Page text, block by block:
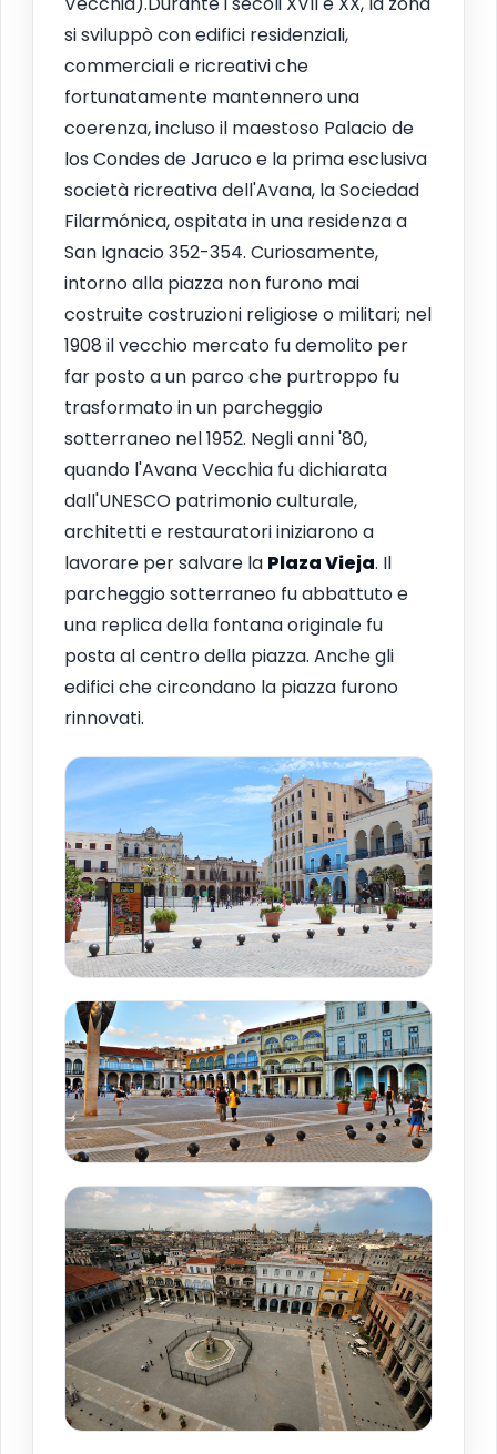
si sviluppò con edifici residenziali,
commerciali e ricreativi che
fortunatamente mantennero una
coerenza, incluso il maestoso Palacio de
los Condes de Jaruco e la prima esclusiva
società ricreativa dell'Avana, la Sociedad
Filarmónica, ospitata in una residenza a
San Ignacio 352-354. Curiosamente,
intorno alla piazza non furono mai
costruite costruzioni religiose o militari; nel
1908 il vecchio mercato fu demolito per
far posto a un parco che purtroppo fu
trasformato in un parcheggio
sotterraneo nel 1952. Negli anni '80,
quando l'Avana Vecchia fu dichiarata
dall'UNESCO patrimonio culturale,
architetti e restauratori iniziarono a
lavorare per salvare la Plaza Vieja. Il
parcheggio sotterraneo fu abbattuto e
una replica della fontana originale fu
posta al centro della piazza. Anche gli
edifici che circondano la piazza furono
rinnovati.